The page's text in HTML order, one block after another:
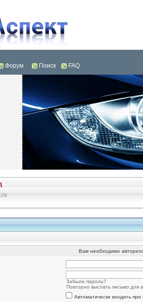
Форум Поиск FAQ
Вам необходимо
Забыли пароль?
Повторно выслать письмо для
Автоматически входить